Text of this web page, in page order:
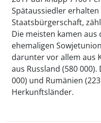
Spätaussiedler
Staatsbürgerschaft,
Die meisten kamen
ehemaligen
darunter vor allem aus
aus Russland (580
000) und Rumänien
Herkunftsländer.